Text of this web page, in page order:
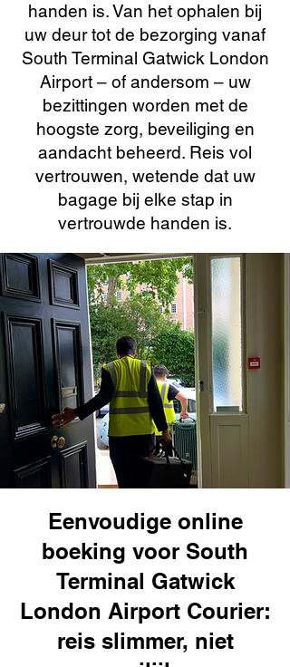
handen is. Van het ophalen bij
uw deur tot de bezorging vanaf
South Terminal Gatwick London
Airport – of andersom – uw
bezittingen worden met de
hoogste zorg, beveiliging en
aandacht beheerd. Reis vol
vertrouwen, wetende dat uw
bagage bij elke stap in
vertrouwde handen is.
Eenvoudige online
boeking voor South
Terminal Gatwick
London Airport Courier:
reis slimmer, niet